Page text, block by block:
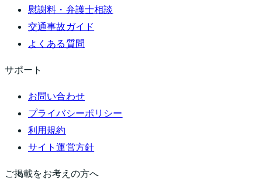
慰謝料・弁護士相談
交通事故ガイド
よくある質問
サポート
お問い合わせ
プライバシーポリシー
利用規約
サイト運営方針
ご掲載をお考えの方へ